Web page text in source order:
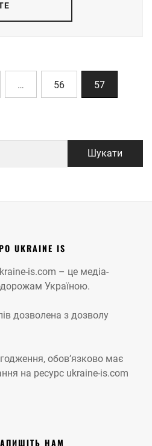
… 56 57
UKRAINE IS
is.com – це медіа-
Україною.
дозволена з дозволу
обов’язково має
на ресурс ukraine-is.com
НАМ